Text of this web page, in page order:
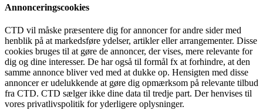
Annonceringscookies
CTD vil måske præsentere dig for annoncer for andre sider med
henblik på at markedsføre ydelser, artikler eller arrangementer. Disse
cookies bruges til at gøre de annoncer, der vises, mere relevante for
dig og dine interesser. De har også til formål fx at forhindre, at den
samme annonce bliver ved med at dukke op. Hensigten med disse
annoncer er udelukkende at gøre dig opmærksom på relevante tilbud
fra CTD. CTD sælger ikke dine data til tredje part. Der henvises til
vores privatlivspolitik for yderligere oplysninger.